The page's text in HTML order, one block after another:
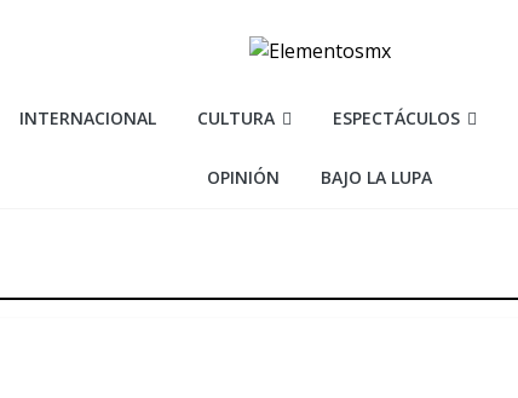
INTERNACIONAL CULTURA ESPECTÁCULOS
OPINIÓN BAJO LA LUPA